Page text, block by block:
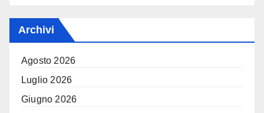
Archivi
Agosto 2026
Luglio 2026
Giugno 2026